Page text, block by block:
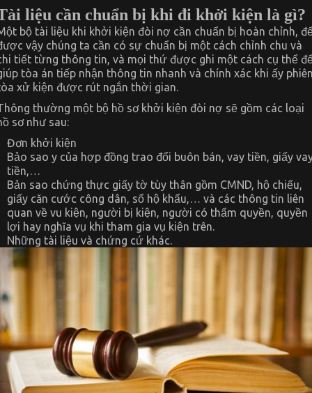
liệu cần chuẩn bị khi đi khởi kiện là gì?
bộ tài liệu khi khởi kiện đòi nợ cần chuẩn bị hoàn chỉnh,
vậy chúng ta cần có sự chuẩn bị một cách chỉnh chu và
tiết từng thông tin, và mọi thứ được ghi một cách cụ thể
tòa án tiếp nhận thông tin nhanh và chính xác khi ấy
xử kiện được rút ngắn thời gian.
thường một bộ hồ sơ khởi kiện đòi nợ sẽ gồm các loại
sơ như sau:
Đơn khởi kiện
Bảo sao y của hợp đồng trao đổi buôn bán, vay tiền, giấy
tiền,…
Bản sao chứng thực giấy tờ tùy thân gồm CMND, hộ chiếu,
giấy căn cước công dân, sổ hộ khẩu,… và các thông tin liên
quan về vu kiện, người bị kiện, người có thẩm quyền, quyền
lợi hay nghĩa vụ khi tham gia vụ kiện trên.
Những tài liệu và chứng cứ khác.